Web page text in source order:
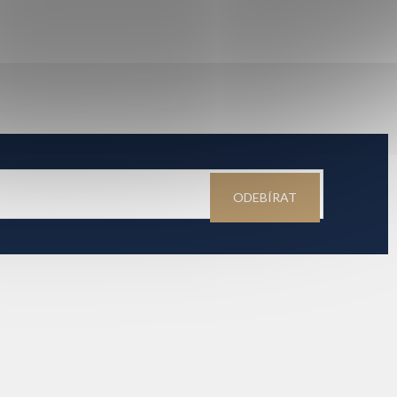
ODEBÍRAT